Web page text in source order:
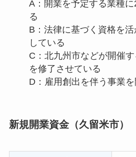
A：開業を予定する業種
る
B：法律に基づく資格を
している
C：北九州市などが開催
を修了させている
D：雇用創出を伴う事業
新規開業資金（久留米市）